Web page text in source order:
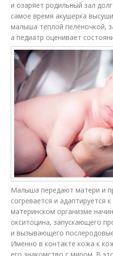
и озаряет родильный зал
самое время акушерка
малыша теплой пелёночкой,
а педиатр оценивает
Малыша передают матери и
согревается и адаптируется
материнском организме
окситоцина, запускающего
и вызывающего
Именно в контакте кожа к